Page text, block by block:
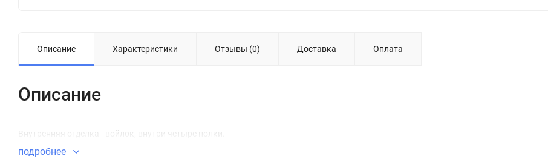
Описание Характеристики Отзывы (0) Доставка Оплата
Описание
Внутренняя отделка - войлок, внутри четыре полки.
подробнее